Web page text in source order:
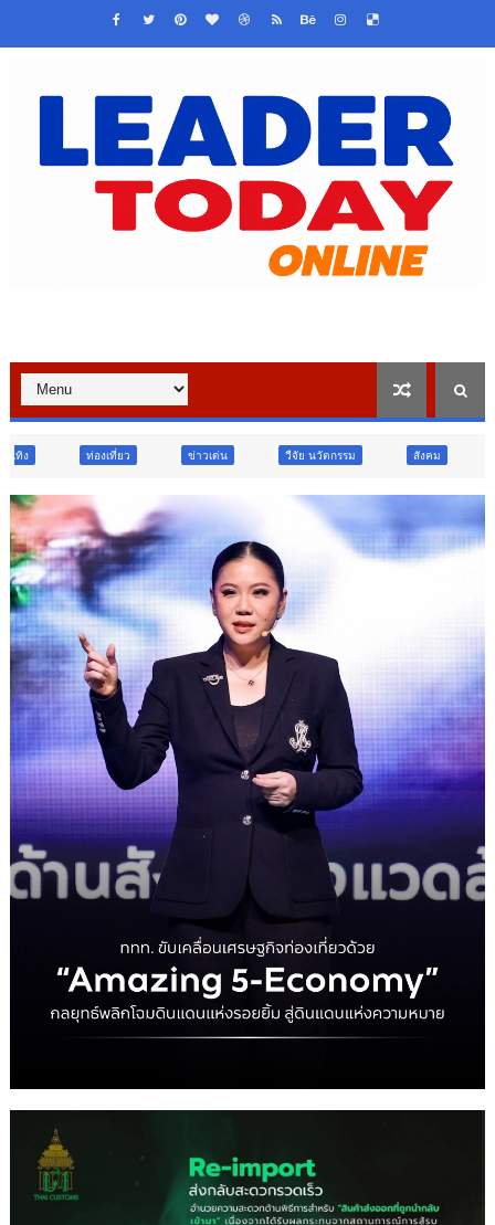
ข่าวเด่น วืจัย นวัตกรรม สังคม